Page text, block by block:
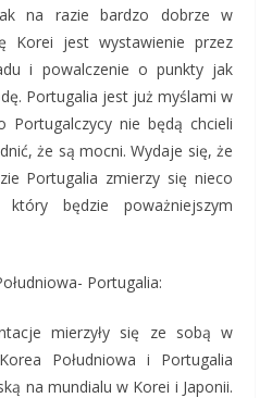
na razie bardzo dobrze w
Korei jest wystawienie przez
i powalczenie o punkty jak
Portugalia jest już myślami w
Portugalczycy nie będą chcieli
że są mocni. Wydaje się, że
Portugalia zmierzy się nieco
który będzie poważniejszym
Portugalia:
mierzyły się ze sobą w
Południowa i Portugalia
na mundialu w Korei i Japonii.